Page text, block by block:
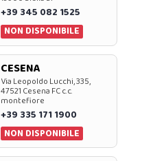
+39 345 082 1525
NON DISPONIBILE
CESENA
Via Leopoldo Lucchi, 335,
47521 Cesena FC c.c.
montefiore
+39 335 171 1900
NON DISPONIBILE